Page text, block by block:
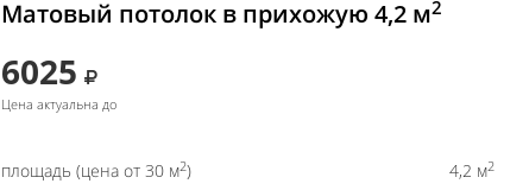
Матовый потолок в прихожую 4,2 м2
6025
Цена актуальна до
площадь (цена от 30 м2) 4,2 м2